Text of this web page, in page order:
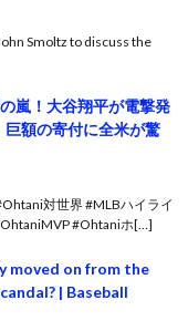
Smoltz to discuss the
嵐！大谷翔平が電撃発
額の寄付に全米が驚
対世界 #MLBハイライ
#Ohtaniホ[…]
moved on from the
| Baseball